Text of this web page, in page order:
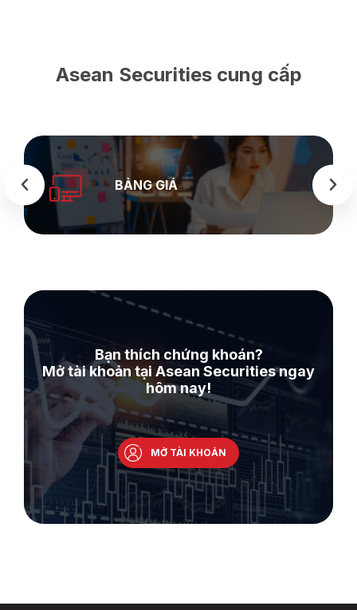
Asean Securities cung cấp
BẢNG GIÁ
Bạn thích chứng khoán?
Mở tài khoản tại Asean Securities ngay
hôm nay!
MỞ TÀI KHOẢN